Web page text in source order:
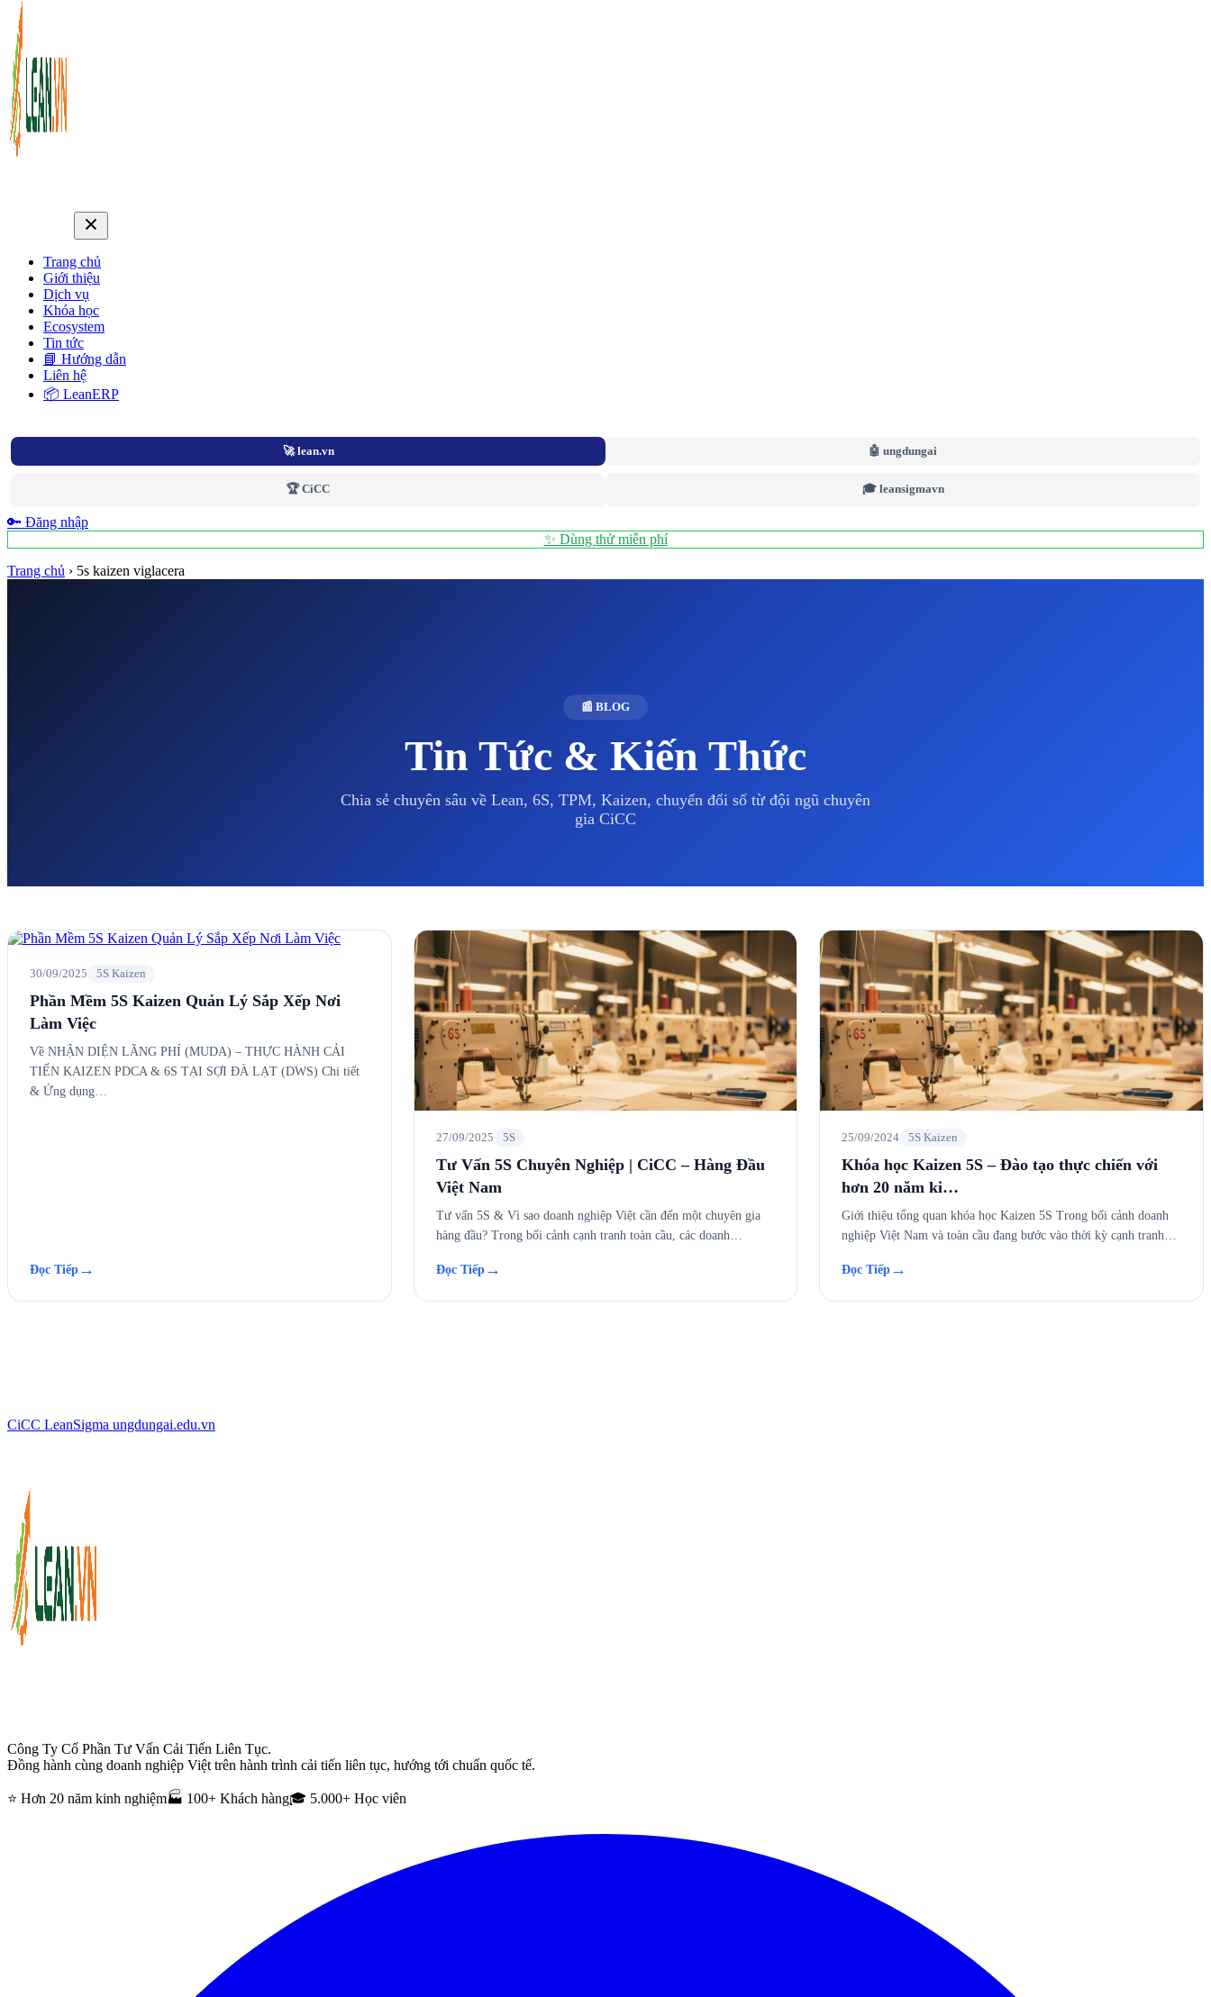
Trang chủ
Giới thiệu
Dịch vụ
Khóa học
Ecosystem
Tin tức
📘 Hướng dẫn
Liên hệ
📦 LeanERP
🚀 lean.vn 🤖 ungdungai
🏆 CiCC 🎓 leansigmavn
🔑 Đăng nhập
✨ Dùng thử miễn phí
Trang chủ › 5s kaizen viglacera
📰 BLOG
Tin Tức & Kiến Thức
Chia sẻ chuyên sâu về Lean, 6S, TPM, Kaizen, chuyển đổi số từ đội ngũ chuyên
gia CiCC
30/09/2025 5S Kaizen
Phần Mềm 5S Kaizen Quản Lý Sắp Xếp Nơi
Làm Việc
Về NHẬN DIỆN LÃNG PHÍ (MUDA) – THỰC HÀNH CẢI
TIẾN KAIZEN PDCA & 6S TẠI SỢI ĐÀ LẠT (DWS) Chi tiết
& Ứng dụng…
Đọc Tiếp →
27/09/2025 5S
Tư Vấn 5S Chuyên Nghiệp | CiCC – Hàng Đầu
Việt Nam
Tư vấn 5S & Vì sao doanh nghiệp Việt cần đến một chuyên gia
hàng đầu? Trong bối cảnh cạnh tranh toàn cầu, các doanh…
Đọc Tiếp→
25/09/2024 5S Kaizen
Khóa học Kaizen 5S – Đào tạo thực chiến với
hơn 20 năm ki…
Giới thiệu tổng quan khóa học Kaizen 5S Trong bối cảnh doanh
nghiệp Việt Nam và toàn cầu đang bước vào thời kỳ cạnh tranh…
Đọc Tiếp →
CiCC LeanSigma ungdungai.edu.vn
Công Ty Cổ Phần Tư Vấn Cải Tiến Liên Tục.
Đồng hành cùng doanh nghiệp Việt trên hành trình cải tiến liên tục, hướng tới chuẩn quốc tế.
⭐ Hơn 20 năm kinh nghiệm🏭 100+ Khách hàng🎓 5.000+ Học viên